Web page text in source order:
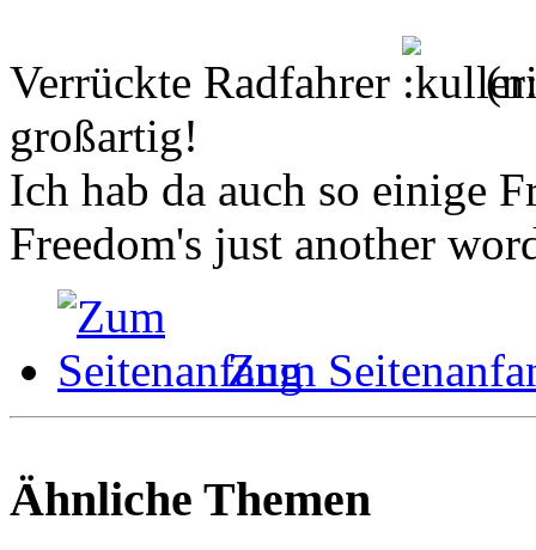
Verrückte Radfahrer
großartig!
Ich hab da auch so einige
Freedom's just another
Zum
Ähnliche Themen